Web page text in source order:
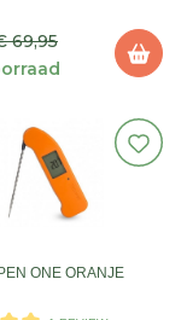
69,95
ONE ORANJE